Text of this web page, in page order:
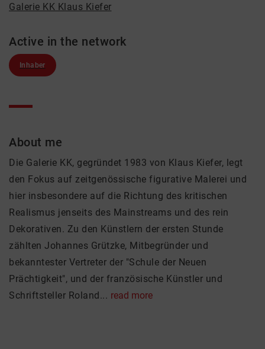
Galerie KK Klaus Kiefer
Active in the network
Inhaber
About me
Die Galerie KK, gegründet 1983 von Klaus Kiefer, legt
den Fokus auf zeitgenössische figurative Malerei und
hier insbesondere auf die Richtung des kritischen
Realismus jenseits des Mainstreams und des rein
Dekorativen. Zu den Künstlern der ersten Stunde
zählten Johannes Grützke, Mitbegründer und
bekanntester Vertreter der "Schule der Neuen
Prächtigkeit", und der französische Künstler und
Schriftsteller Roland... read more